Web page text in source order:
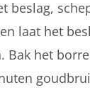
beslag,
laat het
Bak het